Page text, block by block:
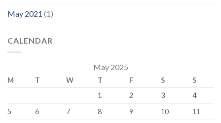
May 2021 (1)
CALENDAR
May 2025
M T W T F S
S
1
2 3
4
5
6 7 8 9 10
11